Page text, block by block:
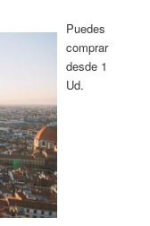
Puedes
comprar
desde 1
Ud.